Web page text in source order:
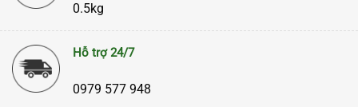
0.5kg
Hỗ trợ 24/7
0979 577 948